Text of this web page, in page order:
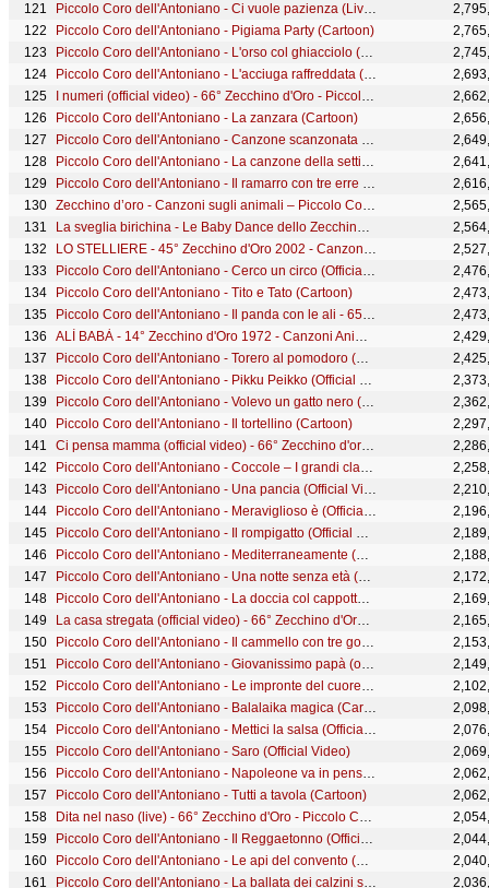
Piccolo Coro dell'Antoniano - Ci vuole pazienza (Live) - 65° Zecchino d'Oro
Piccolo Coro dell'Antoniano - Pigiama Party (Cartoon)
Piccolo Coro dell'Antoniano - L'orso col ghiacciolo (cartoon) - 65° Zecchino d'oro
Piccolo Coro dell'Antoniano - L'acciuga raffreddata (cartoon) - 65° Zecchino d'oro
I numeri (official video) - 66° Zecchino d'Oro - Piccolo Coro dell'Antoniano
Piccolo Coro dell'Antoniano - La zanzara (Cartoon)
Piccolo Coro dell'Antoniano - Canzone scanzonata (Official Video)
Piccolo Coro dell'Antoniano - La canzone della settimana (Live) - 65° Zecchino d'Oro
Piccolo Coro dell'Antoniano - Il ramarro con tre erre (Cartoon)
Zecchino d’oro - Canzoni sugli animali – Piccolo Coro dell’Antoniano
La sveglia birichina - Le Baby Dance dello Zecchino d’Oro
LO STELLIERE - 45° Zecchino d'Oro 2002 - Canzoni Animate
Piccolo Coro dell'Antoniano - Cerco un circo (Official Video)
Piccolo Coro dell'Antoniano - Tito e Tato (Cartoon)
Piccolo Coro dell'Antoniano - Il panda con le ali - 65° Zecchino d'oro
ALÌ BABÀ - 14° Zecchino d'Oro 1972 - Canzoni Animate
Piccolo Coro dell'Antoniano - Torero al pomodoro (Cartoon)
Piccolo Coro dell'Antoniano - Pikku Peikko (Official Video)
Piccolo Coro dell'Antoniano - Volevo un gatto nero (New Version)
Piccolo Coro dell'Antoniano - Il tortellino (Cartoon)
Ci pensa mamma (official video) - 66° Zecchino d'oro - Piccolo Coro dell'Antoniano
Piccolo Coro dell'Antoniano - Coccole – I grandi classici dello Zecchino d’Oro
Piccolo Coro dell'Antoniano - Una pancia (Official Video)
Piccolo Coro dell'Antoniano - Meraviglioso è (Official Video)
Piccolo Coro dell'Antoniano - Il rompigatto (Official Video)
Piccolo Coro dell'Antoniano - Mediterraneamente (Official Video)
Piccolo Coro dell'Antoniano - Una notte senza età (Cartoon)
Piccolo Coro dell'Antoniano - La doccia col cappotto (Cartoon)
La casa stregata (official video) - 66° Zecchino d'Oro - Piccolo Coro dell'Antoniano
Piccolo Coro dell'Antoniano - Il cammello con tre gobbe (Cartoon)
Piccolo Coro dell'Antoniano - Giovanissimo papà (official video) - 65° Zecchino d'oro
Piccolo Coro dell'Antoniano - Le impronte del cuore (Official Video)
Piccolo Coro dell'Antoniano - Balalaika magica (Cartoon)
Piccolo Coro dell'Antoniano - Mettici la salsa (Official Video)
Piccolo Coro dell'Antoniano - Saro (Official Video)
Piccolo Coro dell'Antoniano - Napoleone va in pensione (Cartoon)
Piccolo Coro dell'Antoniano - Tutti a tavola (Cartoon)
Dita nel naso (live) - 66° Zecchino d'Oro - Piccolo Coro dell'Antoniano
Piccolo Coro dell'Antoniano - Il Reggaetonno (Official Video)
Piccolo Coro dell'Antoniano - Le api del convento (Cartoon)
Piccolo Coro dell'Antoniano - La ballata dei calzini spaiati (Official Video)